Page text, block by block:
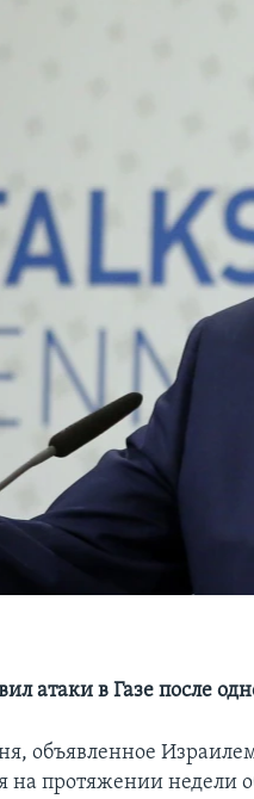
атаки в Газе после
объявленное
на протяжении недели